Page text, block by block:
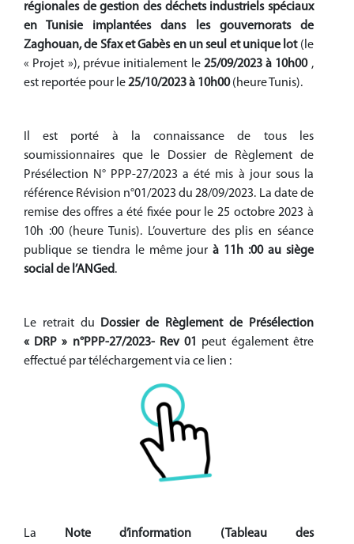
régionales de gestion des déchets industriels spéciaux
en Tunisie implantées dans les gouvernorats de
Zaghouan, de Sfax et Gabès en un seul et unique lot (le
« Projet »), prévue initialement le 25/09/2023 à 10h00 ,
est reportée pour le25/10/2023 à 10h00(heure Tunis).
Il est porté à la connaissance de tous les
soumissionnaires que le Dossier de Règlement de
Présélection N° PPP-27/2023 a été mis à jour sous la
référence Révision n°01/2023 du 28/09/2023. La date de
remise des offres a été fixée pour le 25 octobre 2023 à
10h :00 (heure Tunis). L’ouverture des plis en séance
publique se tiendra le même jourà 11h :00 au siège
social de l’ANGed.
Le retrait du Dossier de Règlement de Présélection
« DRP » n°PPP-27/2023- Rev 01 peut également être
effectué par téléchargement via ce lien :
La Note d’information (Tableau des